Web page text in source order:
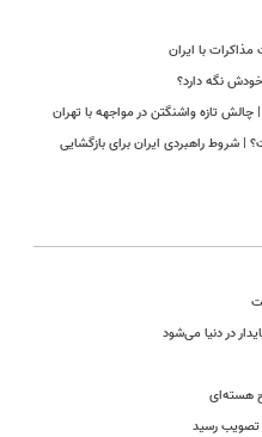
با ایران
نگه دارد؟
تازه واشنگتن در مواجهه با تهران
راهبردی ایران برای بازگشایی
در دنیا می‌شود
هسته‌ای
رسید